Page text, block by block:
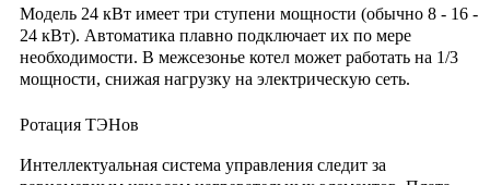
Модель 24 кВт имеет три ступени мощности (обычно 8 - 16 -
24 кВт). Автоматика плавно подключает их по мере
необходимости. В межсезонье котел может работать на 1/3
мощности, снижая нагрузку на электрическую сеть.
Ротация ТЭНов
Интеллектуальная система управления следит за